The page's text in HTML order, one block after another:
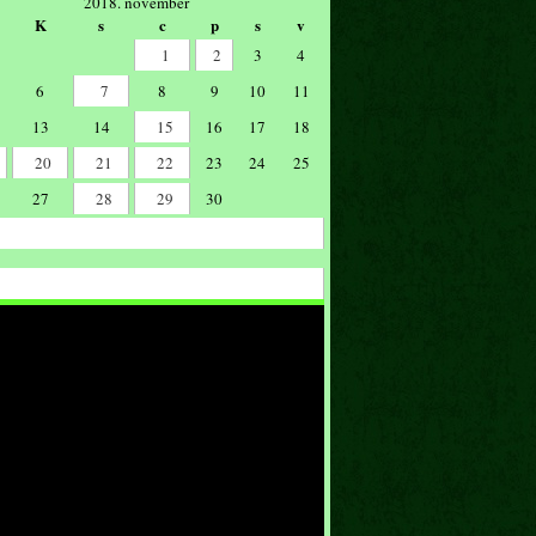
K s c p s v
1 2 3
4
6 7 8 9 10
11
13 14 15 16 17
18
20 21 22 23 24
25
27 28 29
30